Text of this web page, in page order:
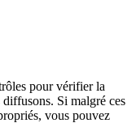
pour vérifier la
Si malgré ces
vous pouvez